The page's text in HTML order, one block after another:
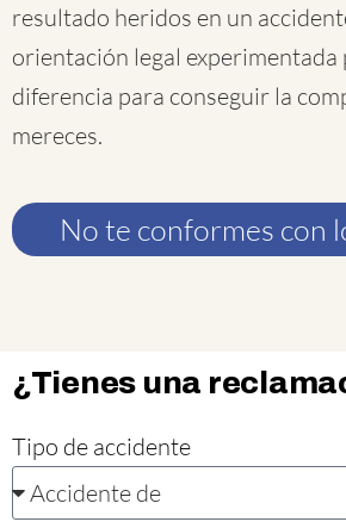
resultado heridos en un
orientación legal experimentada
diferencia para conseguir la
mereces.
No te conformes con
¿Tienes una
Tipo de accidente